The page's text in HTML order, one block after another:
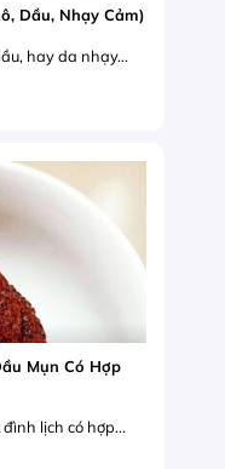
Dầu, Nhạy Cảm)
hay da nhạy...
Mụn Có Hợp
lịch có hợp...